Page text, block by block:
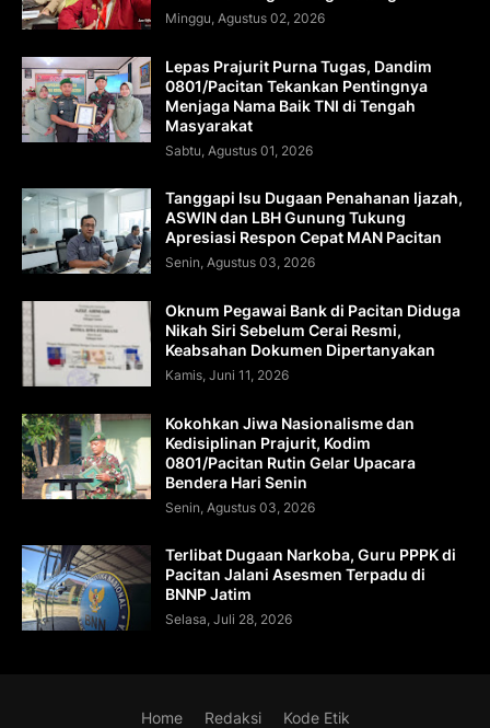
Minggu, Agustus 02, 2026
Lepas Prajurit Purna Tugas, Dandim
0801/Pacitan Tekankan Pentingnya
Menjaga Nama Baik TNI di Tengah
Masyarakat
Sabtu, Agustus 01, 2026
Tanggapi Isu Dugaan Penahanan Ijazah,
ASWIN dan LBH Gunung Tukung
Apresiasi Respon Cepat MAN Pacitan
Senin, Agustus 03, 2026
Oknum Pegawai Bank di Pacitan Diduga
Nikah Siri Sebelum Cerai Resmi,
Keabsahan Dokumen Dipertanyakan
Kamis, Juni 11, 2026
Kokohkan Jiwa Nasionalisme dan
Kedisiplinan Prajurit, Kodim
0801/Pacitan Rutin Gelar Upacara
Bendera Hari Senin
Senin, Agustus 03, 2026
Terlibat Dugaan Narkoba, Guru PPPK di
Pacitan Jalani Asesmen Terpadu di
BNNP Jatim
Selasa, Juli 28, 2026
Home Redaksi Kode Etik